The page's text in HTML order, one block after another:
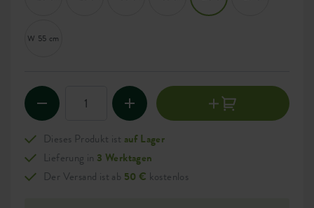
W 55 cm
Dieses Produkt ist auf Lager
Lieferung in 3 Werktagen
Der Versand ist ab 50 € kostenlos